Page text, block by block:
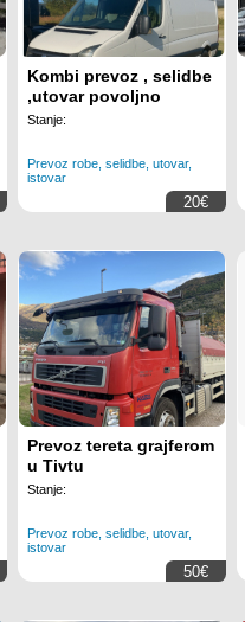
Kombi prevoz , selidbe
,utovar povoljno
Stanje:
Prevoz robe, selidbe, utovar,
istovar
20€
Prevoz tereta grajferom
u Tivtu
Stanje:
Prevoz robe, selidbe, utovar,
istovar
50€